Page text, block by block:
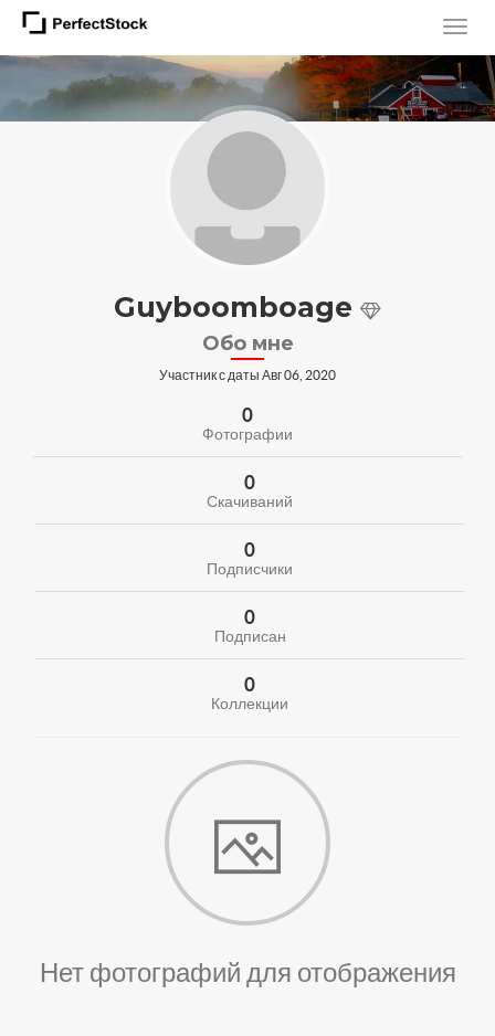
Guyboomboage
Обо мне
Участник с даты Авг 06, 2020
0
Фотографии
0
Скачиваний
0
Подписчики
0
Подписан
0
Коллекции
Нет фотографий для отображения